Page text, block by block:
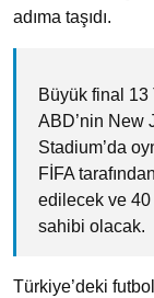
adıma taşıdı.
Büyük final 13
ABD’nin New
Stadium’da
FİFA
edilecek ve
sahibi olacak.
Türkiye’deki